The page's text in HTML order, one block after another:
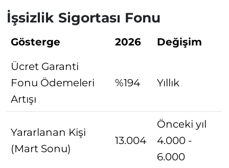
İşsizlik Sigortası Fonu
Gösterge 2026
Değişim
Ücret Garanti
Fonu Ödemeleri
Artışı
%194 Yıllık
Yararlanan Kişi
(Mart Sonu)
13.004
Önceki yıl
4.000 -
6.000